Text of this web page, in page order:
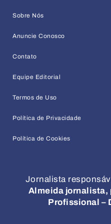
Sobre Nós
Anuncie Conosco
Contato
Equipe Editorial
Termos de Uso
Política de Privacidade
Política de Cookies
Jornalista
Almeida jornalista,
Profissional –